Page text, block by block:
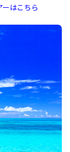
ーはこちら